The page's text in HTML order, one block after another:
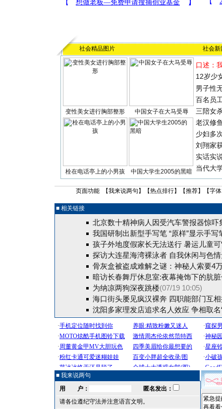
社会精品图片 社会新
变性美女进行胸部整形 中国女子在大马受辱
栓在电话亭上的小男孩 中国大学生2005的黑暗
口述：
12岁少
男子性
百名员
三陪女
老汉修
少妇多
刘翔家
实话实
当代大
页面功能 【我来说两句 】【热点排行】【推荐】【字
■ 相关链接
北京数十精神病人因受汽车警报器惊吓
我国研制出新型手写笔 “原样”显示手写
孩子外地度假家长无法送行 暑运儿童可
探访大连星海湾裸泳者 自我休闲与色
骨灰盒被盗成难解之谜：神秘人索要4
暗访长春舞厅休息室:夜幕掩饰下的肮
为纳凉两狗深夜跳楼(07/19 10:05)
海口街头屡见疯汉裸奔 四职能部门互
沈阳多家理发店追求名人效应 争相取名
■ 我来说两句
用 户：
匿名发出：
请各位遵纪守法并注意语言文明。